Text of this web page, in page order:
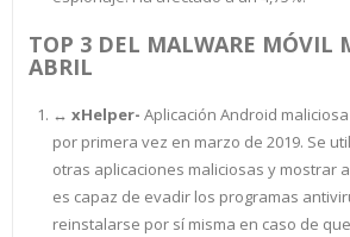
TOP 3 DEL MALWARE MÓVIL
ABRIL
↔ xHelper- Aplicación Android
por primera vez en marzo de 2019. Se
otras aplicaciones maliciosas y mostrar
es capaz de evadir los programas
reinstalarse por sí misma en caso de